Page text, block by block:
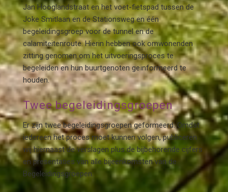
Jan Hooglandstraat en het voet-fietspad tussen de
Joke Smitlaan en de Stationsweg en één
begeleidingsgroep voor de tunnel en de
calamiteitenroute. Hierin hebben ook omwonenden
zitting genomen om het uitvoeringsproces te
begeleiden en hun buurtgenoten geïnformeerd te
houden.
Twee begeleidingsgroepen
Er zijn twee begeleidingsgroepen geformeerd. Omdat
iedereen het proces moet kunnen volgen, publiceren
wij hiernaast de verslagen plus de bijbehorende cijfers
en presentaties van alle bijeenkomsten van de
Begeleidingsgroepen.